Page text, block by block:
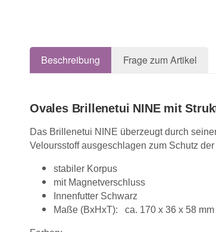
Beschreibung Frage zum Artikel
Ovales Brillenetui NINE mit
Das Brillenetui NINE überzeugt durch
Veloursstoff ausgeschlagen zum Schutz
stabiler Korpus
mit Magnetverschluss
Innenfutter Schwarz
Maße (BxHxT): ca. 170 x 36 x 58 mm